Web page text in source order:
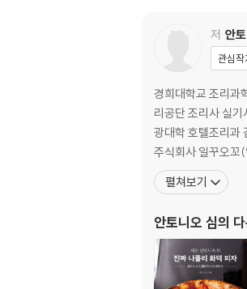
저 안
관심작
경희대학교 조리과
리공단 조리사 실
광대학 호텔조리과
주식회사 일꾸오꼬
펼쳐보기
안토니오 심의